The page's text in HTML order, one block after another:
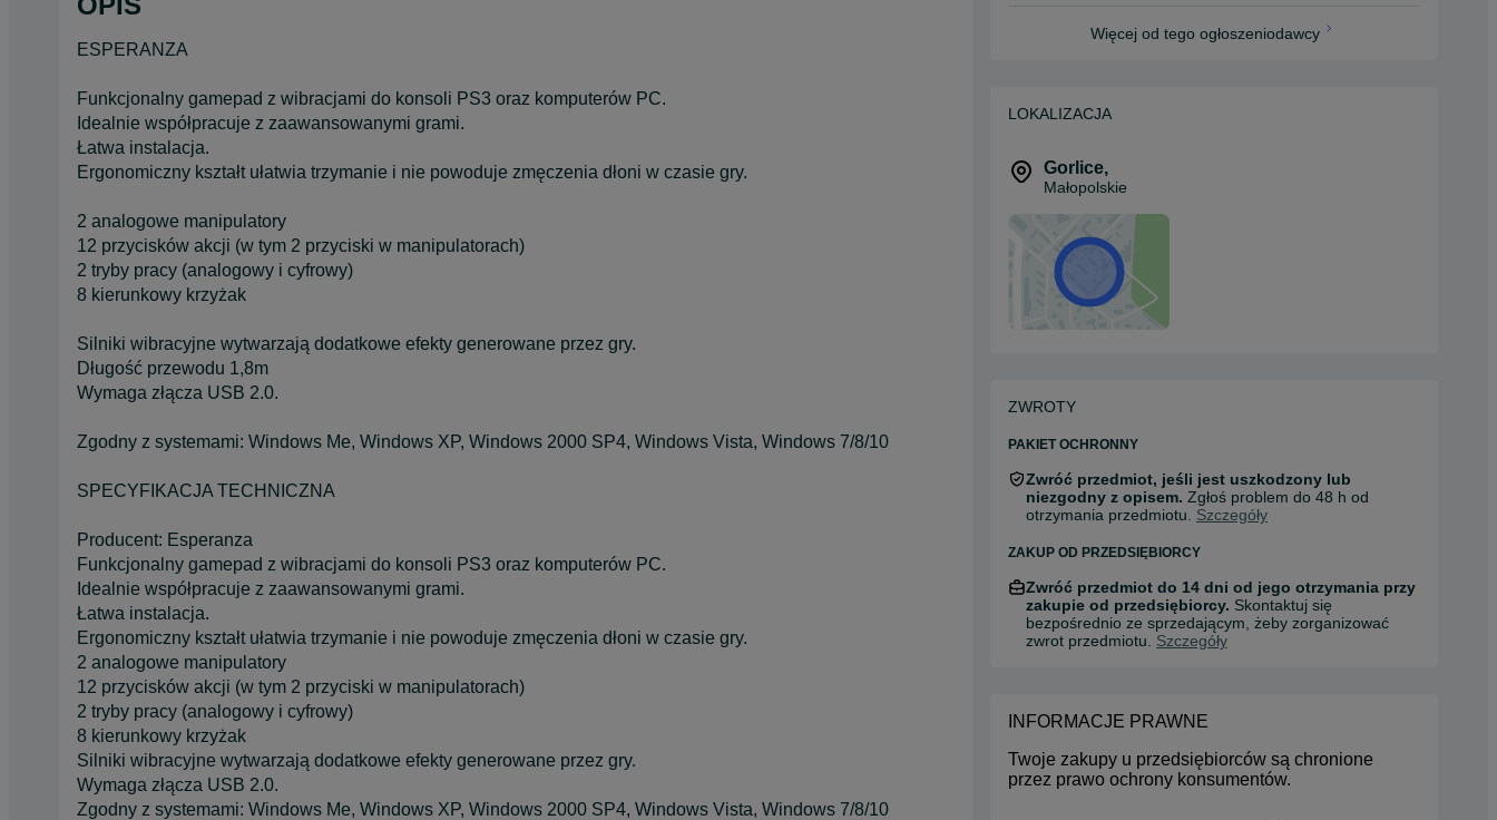
ESPERANZA
Funkcjonalny gamepad z wibracjami do konsoli PS3 oraz komputerów PC.
Idealnie współpracuje z zaawansowanymi grami.
Łatwa instalacja.
Ergonomiczny kształt ułatwia trzymanie i nie powoduje zmęczenia dłoni w czasie gry.
2 analogowe manipulatory
12 przycisków akcji (w tym 2 przyciski w manipulatorach)
2 tryby pracy (analogowy i cyfrowy)
8 kierunkowy krzyżak
Silniki wibracyjne wytwarzają dodatkowe efekty generowane przez gry.
Długość przewodu 1,8m
Wymaga złącza USB 2.0.
Zgodny z systemami: Windows Me, Windows XP, Windows 2000 SP4, Windows Vista, Windows 7/8/10
SPECYFIKACJA TECHNICZNA
Producent: Esperanza
Funkcjonalny gamepad z wibracjami do konsoli PS3 oraz komputerów PC.
Idealnie współpracuje z zaawansowanymi grami.
Łatwa instalacja.
Ergonomiczny kształt ułatwia trzymanie i nie powoduje zmęczenia dłoni w czasie gry.
2 analogowe manipulatory
12 przycisków akcji (w tym 2 przyciski w manipulatorach)
2 tryby pracy (analogowy i cyfrowy)
8 kierunkowy krzyżak
Silniki wibracyjne wytwarzają dodatkowe efekty generowane przez gry.
Wymaga złącza USB 2.0.
Zgodny z systemami: Windows Me, Windows XP, Windows 2000 SP4, Windows Vista, Windows 7/8/10
Więcej od tego ogłoszeniodawcy
LOKALIZACJA
Gorlice,
Małopolskie
ZWROTY
PAKIET OCHRONNY
Zwróć przedmiot, jeśli jest uszkodzony lub
niezgodny z opisem. Zgłoś problem do 48 h od
otrzymania przedmiotu. Szczegóły
ZAKUP OD PRZEDSIĘBIORCY
Zwróć przedmiot do 14 dni od jego otrzymania przy
zakupie od przedsiębiorcy. Skontaktuj się
bezpośrednio ze sprzedającym, żeby zorganizować
zwrot przedmiotu. Szczegóły
INFORMACJE PRAWNE
Twoje zakupy u przedsiębiorców są chronione
przez prawo ochrony konsumentów.